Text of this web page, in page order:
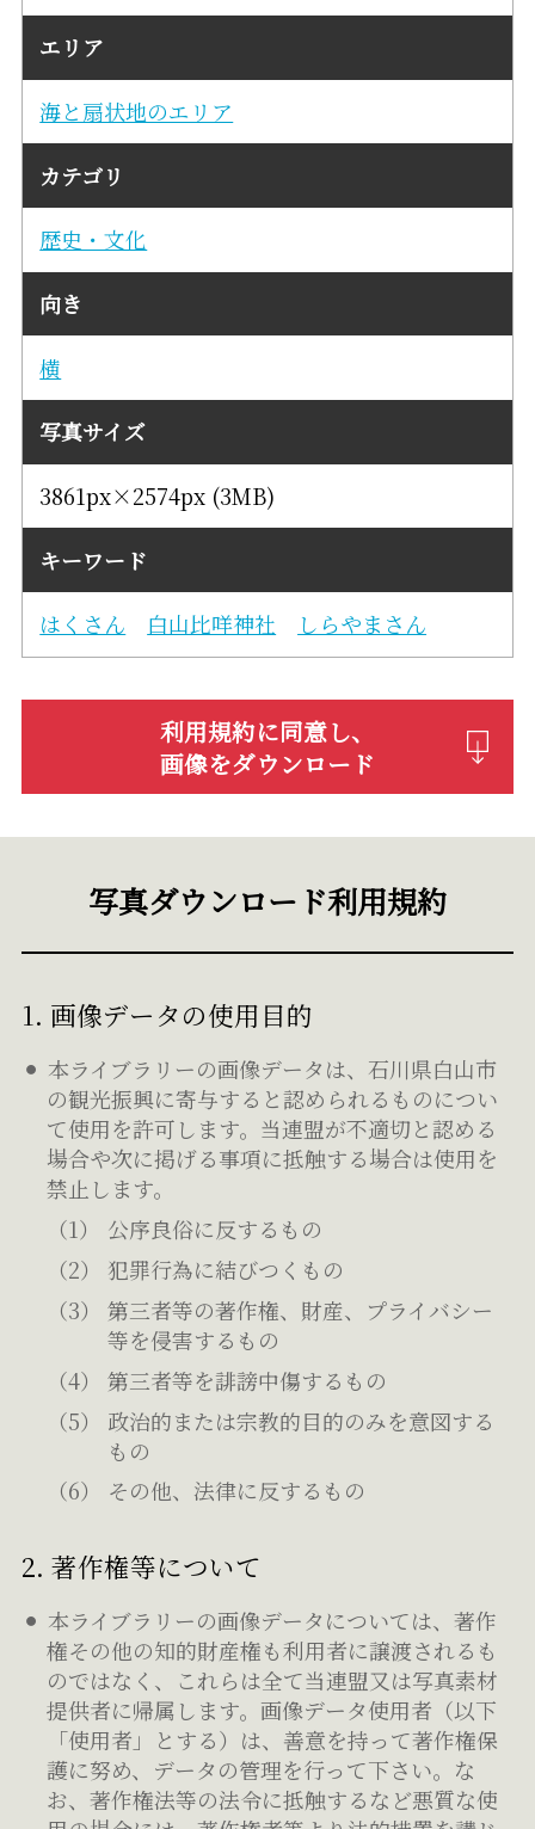
エリア
海と扇状地のエリア
カテゴリ
歴史・文化
向き
横
写真サイズ
3861px×2574px (3MB)
キーワード
はくさん 白山比咩神社 しらやまさん
利用規約に同意し、
画像をダウンロード
写真ダウンロード利用規約
1. 画像データの使用目的
本ライブラリーの画像データは、石川県白山市
の観光振興に寄与すると認められるものについ
て使用を許可します。当連盟が不適切と認める
場合や次に掲げる事項に抵触する場合は使用を
禁止します。
公序良俗に反するもの
犯罪行為に結びつくもの
第三者等の著作権、財産、プライバシー
等を侵害するもの
第三者等を誹謗中傷するもの
政治的または宗教的目的のみを意図する
もの
その他、法律に反するもの
2. 著作権等について
本ライブラリーの画像データについては、著作
権その他の知的財産権も利用者に譲渡されるも
のではなく、これらは全て当連盟又は写真素材
提供者に帰属します。画像データ使用者（以下
「使用者」とする）は、善意を持って著作権保
護に努め、データの管理を行って下さい。な
お、著作権法等の法令に抵触するなど悪質な使